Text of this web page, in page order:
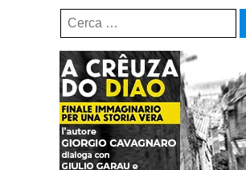
Ricerca
per: